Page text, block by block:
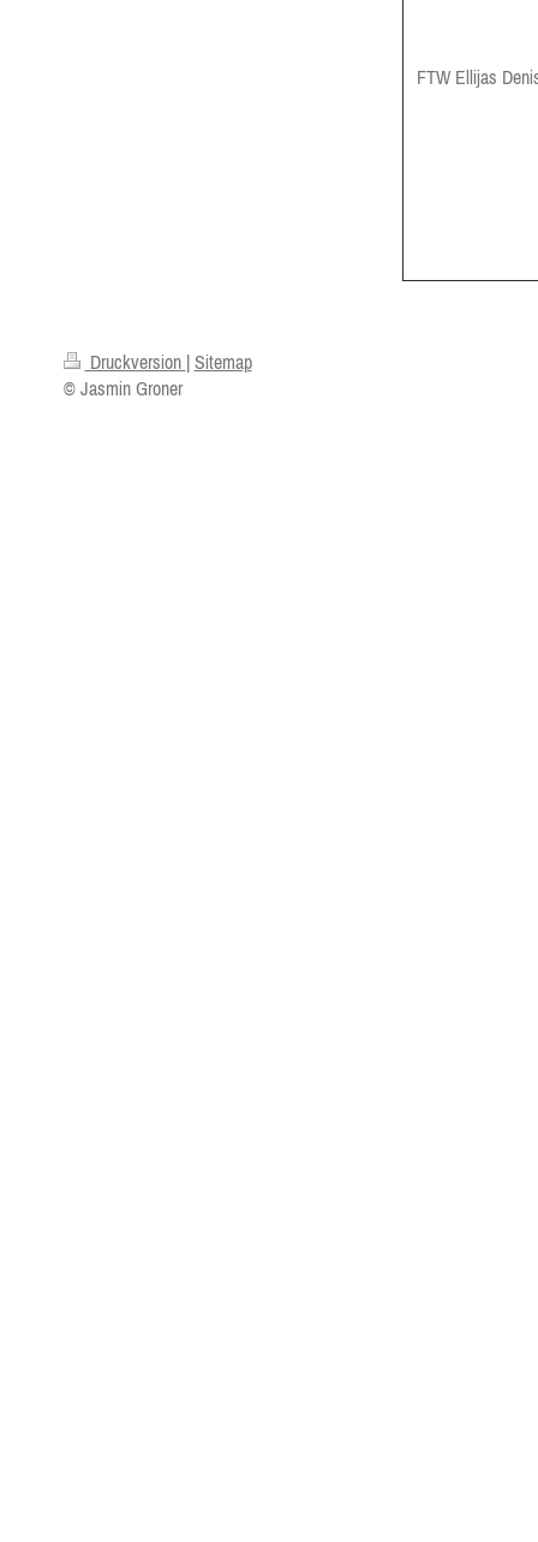
FTW Ellijas
Druckversion | Sitemap
© Jasmin Groner